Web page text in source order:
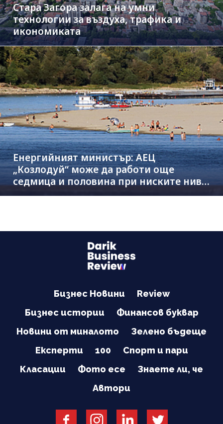
Стара Загора залага на умни
технологии за въздуха, трафика и
икономиката
Енергийният министър: АЕЦ
„Козлодуй“ може да работи още
седмица и половина при ниските нива
на Дунав
Бизнес Новини
Review
Бизнес истории
Финансов буквар
Новини от миналото
Зелено бъдеще
Експерти
100
Спорт и пари
Класации
Фото есе
Знаете ли, че
Автори